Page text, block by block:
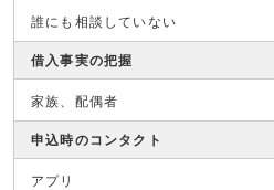
誰にも相談していない
借入事実の把握
家族、配偶者
申込時のコンタクト
アプリ